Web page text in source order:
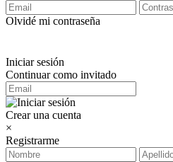
Olvidé mi contraseña
Iniciar sesión
Continuar como invitado
Crear una cuenta
×
Registrarme